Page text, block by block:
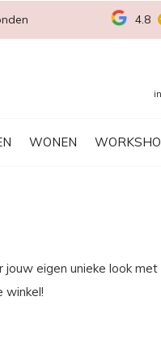
WONEN
4.8
eigen unieke look
winkel!